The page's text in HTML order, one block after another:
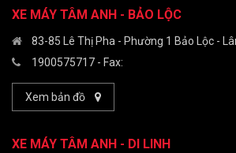
XE MÁY TÂM ANH - BẢO LỘC
83-85 Lê Thị Pha - Phường 1 Bảo Lộc -
1900575717 - Fax:
Xem bản đồ
XE MÁY TÂM ANH - DI LINH